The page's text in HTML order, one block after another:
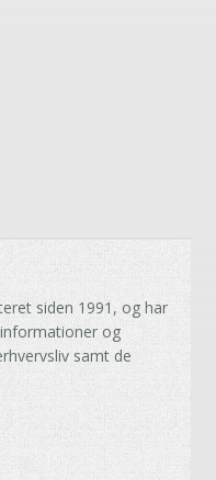
siden 1991, og har
og
samt de